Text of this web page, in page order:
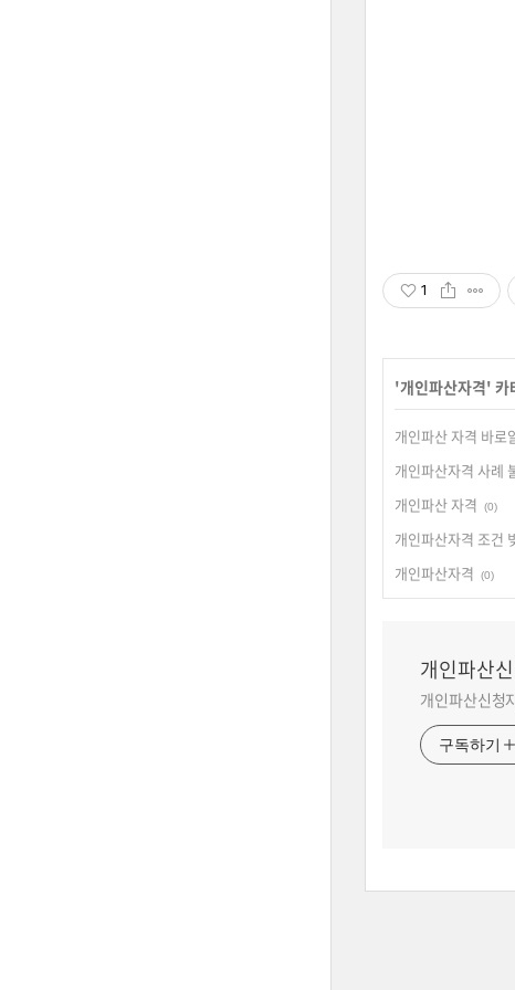
1
'개인파산자격' 카
개인파산 자격 바로
개인파산자격 사례
개인파산 자격
(0)
개인파산자격 조건
개인파산자격
(0)
개인파산
개인파산신청
구독하기